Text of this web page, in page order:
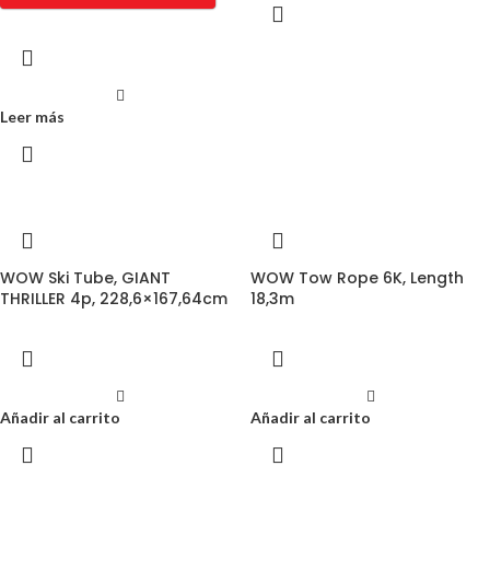
Leer más
WOW Ski Tube, GIANT
THRILLER 4p, 228,6×167,64cm
Añadir al carrito
WOW Tow Rope 6K, Length
18,3m
Añadir al carrito